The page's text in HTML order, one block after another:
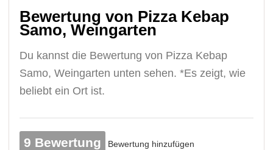
Bewertung von Pizza Kebap
Samo, Weingarten
Du kannst die Bewertung von Pizza Kebap
Samo, Weingarten unten sehen. *Es zeigt, wie
beliebt ein Ort ist.
9 Bewertung Bewertung hinzufügen